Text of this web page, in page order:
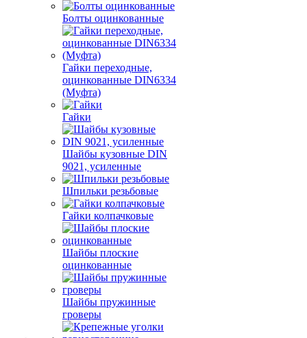
Болты оцинкованные
Гайки переходные,
оцинкованные DIN6334
(Муфта)
Гайки
Шайбы кузовные DIN
9021, усиленные
Шпильки резьбовые
Гайки колпачковые
Шайбы плоские
оцинкованные
Шайбы пружинные
гроверы